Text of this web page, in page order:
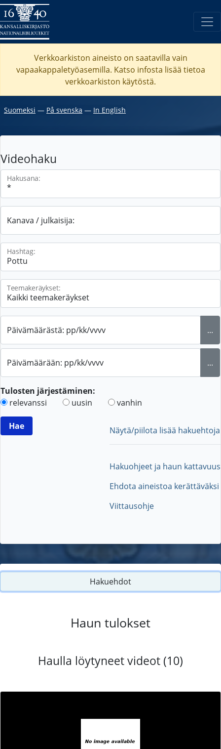
Verkkoarkiston aineisto on saatavilla vain
vapaakappaletyöasemilla. Katso infosta lisää tietoa
verkkoarkiston käytöstä.
Suomeksi ― På svenska ― In English
Videohaku
Hakusana:
Kanava / julkaisija:
Hashtag:
Teemakeräykset:
Päivämäärästä: pp/kk/vvvv ...
Päivämäärään: pp/kk/vvvv ...
Tulosten järjestäminen:
relevanssi
uusin vanhin
Näytä/piilota lisää hakuehtoja
Hakuohjeet ja haun kattavuus
Ehdota aineistoa kerättäväksi
Viittausohje
Hakuehdot
Haun tulokset
Haulla löytyneet videot (10)